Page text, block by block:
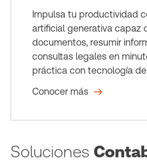
Impulsa tu productividad
artificial generativa capaz
documentos, resumir
consultas legales en
práctica con tecnología
Conocer más
Soluciones